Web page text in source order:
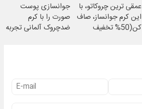
عمقی ترین چروکاتو، با
این کرم جوانساز، صاف
کن(50% تخفیف
جوانسازی پوست
صورت را با کرم
ضدچروک آلمانی تجربه